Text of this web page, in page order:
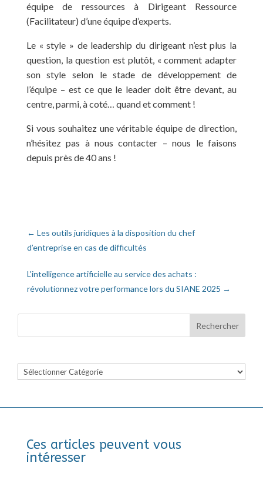
équipe de ressources à Dirigeant Ressource
(Facilitateur) d’une équipe d’experts.
Le « style » de leadership du dirigeant n’est plus la
question, la question est plutôt, « comment adapter
son style selon le stade de développement de
l’équipe – est ce que le leader doit être devant, au
centre, parmi, à coté… quand et comment !
Si vous souhaitez une véritable équipe de direction,
n’hésitez pas à nous contacter – nous le faisons
depuis près de 40 ans !
← Les outils juridiques à la disposition du chef
d’entreprise en cas de difficultés
L'intelligence artificielle au service des achats :
révolutionnez votre performance lors du SIANE 2025 →
Catégories
Ces articles peuvent vous
intéresser